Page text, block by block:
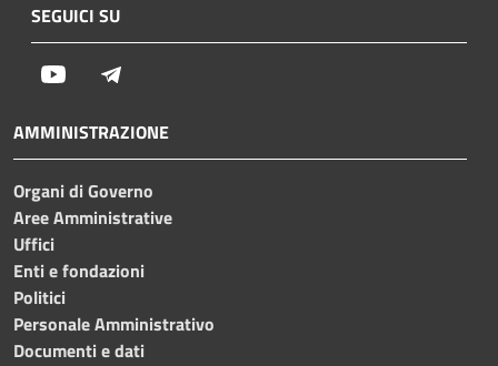
SEGUICI SU
Youtube
AMMINISTRAZIONE
Organi di Governo
Aree Amministrative
Uffici
Enti e fondazioni
Politici
Personale Amministrativo
Documenti e dati